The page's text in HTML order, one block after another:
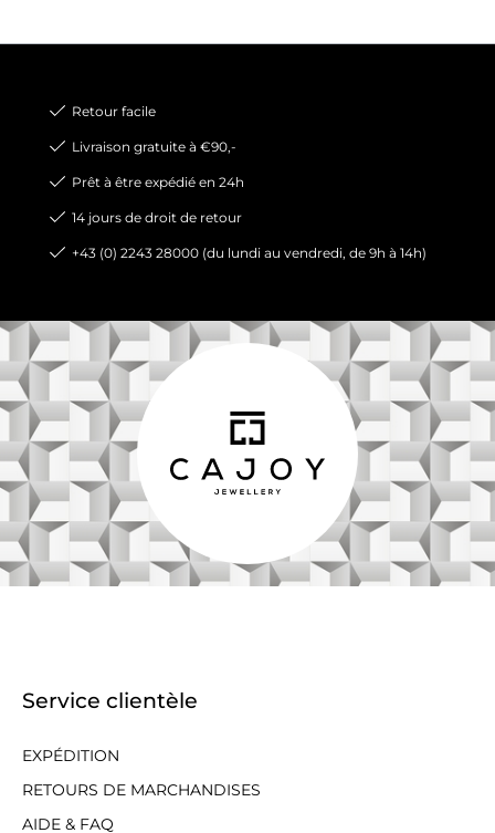
Retour facile
Livraison gratuite à €90,-
Prêt à être expédié en 24h
14 jours de droit de retour
+43 (0) 2243 28000 (du lundi au vendredi, de 9h à 14h)
Service clientèle
EXPÉDITION
RETOURS DE MARCHANDISES
AIDE & FAQ